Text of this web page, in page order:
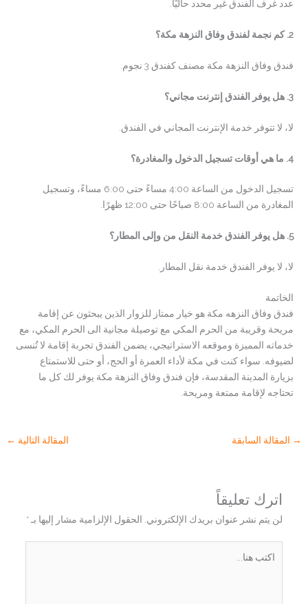
عدد غرف الفندق غير محدد حاليًا.
2. كم نجمة لفندق وفاق النزهة مكة؟
فندق وفاق النزهة مكة مصنف كفندق 3 نجوم.
3. هل يوفر الفندق إنترنت مجاني؟
لا، لا تتوفر خدمة الإنترنت المجاني في الفندق.
4. ما هي أوقات تسجيل الدخول والمغادرة؟
تسجيل الدخول من الساعة 4:00 مساءً حتى 6:00 مساءً، وتسجيل
المغادرة من الساعة 8:00 صباحًا حتى 12:00 ظهرًا.
5. هل يوفر الفندق خدمة النقل من وإلى المطار؟
لا، لا يوفر الفندق خدمة نقل المطار.
الخاتمة
فندق وفاق النزهه مكة هو خيار ممتاز للزوار الذين يبحثون عن إقامة
مريحة وقريبة من الحرم المكي مع توصيلة مجانية الى الحرم المكي، مع
خدماته المميزة وموقعه الاستراتيجي، يضمن الفندق تجربة إقامة لا تُنسى
لضيوفه. سواء كنت في مكة لأداء العمرة أو الحج، أو حتى للاستمتاع
بزيارة المدينة المقدسة، فإن فندق وفاق النزهة مكة يوفر لك كل ما
تحتاجه لإقامة ممتعة ومريحة.
→ المقالة السابقة المقالة التالية ←
اترك تعليقاً
لن يتم نشر عنوان بريدك الإلكتروني. الحقول الإلزامية مشار إليها بـ *
هنا...